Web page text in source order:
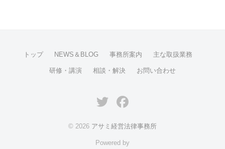
トップ NEWS＆BLOG 事務所案内 主な取扱業務
研修・講演 相談・解決 お問い合わせ
TwitterFacebook
© 2026 アサミ経営法律事務所
Powered by